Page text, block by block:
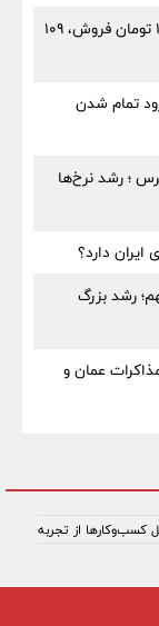
زیان ۲۲.۵ همتی ایران‌خودرو در سه ماه؛ هر ۱۰۰ تومان فروش، ۱۰۹
تمام شدن
؛ رشد نرخ‌ها
دارد؟
برای هر سهم؛ رشد بزرگ
عمان و
کسب‌وکارها از تجربه